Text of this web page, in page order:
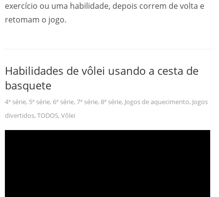
exercício ou uma habilidade, depois correm de volta e
retomam o jogo.
Habilidades de vôlei usando a cesta de
basquete
4ª série, 5ª série, 6ª série, 7ª série, 8ª série, Jogos de aquecimento, Jogos
divertidos, TODOS, Vôlei